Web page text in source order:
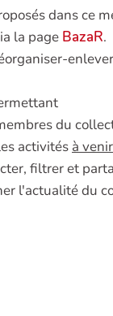
dans ce
la page BazaR.
du
activités à venir
filtrer et
l'actualité du